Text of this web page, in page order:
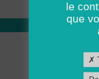
14
le
que